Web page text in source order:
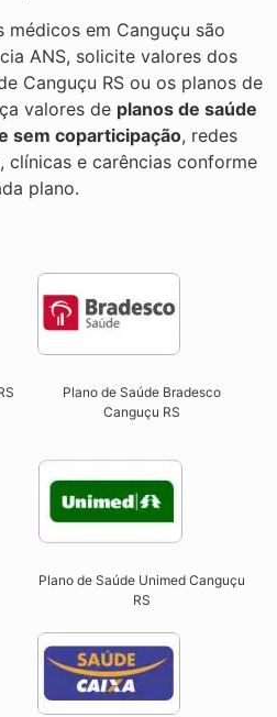
médicos em Canguçu são
ANS, solicite valores dos
Canguçu RS ou os planos de
valores de planos de saúde
sem coparticipação, redes
clínicas e carências conforme
plano.
Plano de Saúde Bradesco
Canguçu RS
Plano de Saúde Unimed Canguçu
RS